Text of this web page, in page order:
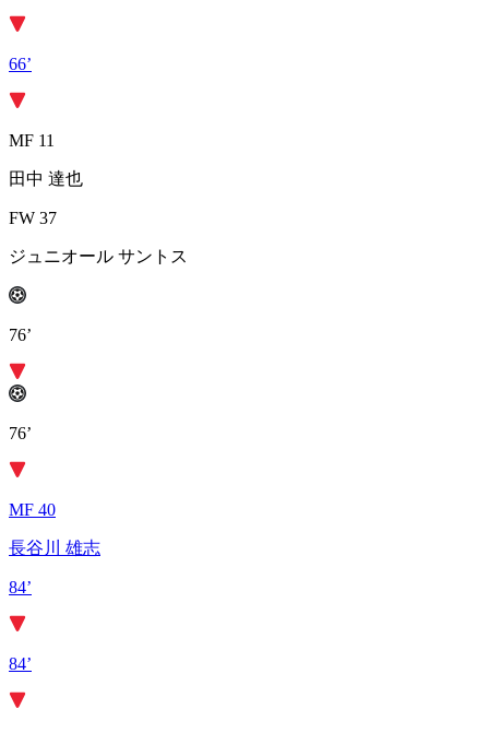
66’
MF 11
田中 達也
FW 37
ジュニオール サントス
76’
76’
MF 40
長谷川 雄志
84’
84’